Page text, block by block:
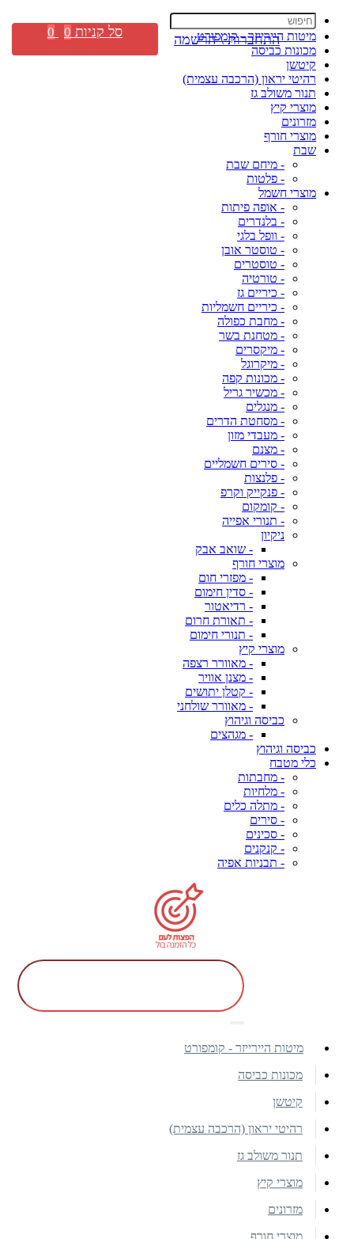
מיטות היירייזר - קומפורט
מכונות כביסה
קיטשן
רהיטי יראון (הרכבה עצמית)
תנור משולב גז
מוצרי קיץ
מזרונים
מוצרי חורף
שבת
- מיחם שבת
- פלטות
מוצרי חשמל
- אופה פיתות
- בלנדרים
- וופל בלגי
- טוסטר אובן
- טוסטרים
- טורטיה
- כיריים גז
- כיריים חשמליות
- מחבת כפולה
- מטחנת בשר
- מיקסרים
- מיקרוגל
- מכונות קפה
- מכשיר גריל
- מנגלים
- מסחטת הדרים
- מעבדי מזון
- מצנם
- סירים חשמליים
- פלנצות
- פנקייק וקרפ
- קומקום
- תנורי אפייה
ניקיון
- שואב אבק
מוצרי חורף
- מפזרי חום
- סדין חימום
- רדיאטור
- תאורת חרום
- תנורי חימום
מוצרי קיץ
- מאוורר רצפה
- מצנן אוויר
- קטלן יתושים
- מאוורר שולחני
כביסה וגיהוץ
- מגהצים
כביסה וגיהוץ
כלי מטבח
- מחבתות
- מלחיות
- מתלה כלים
- סירים
- סכינים
- קנקנים
- תבניות אפיה
התחברות \ הרשמה סל קניות 0
0
מיטות היירייזר - קומפורט
מכונות כביסה
קיטשן
רהיטי יראון (הרכבה עצמית)
תנור משולב גז
מוצרי קיץ
מזרונים
מוצרי חורף